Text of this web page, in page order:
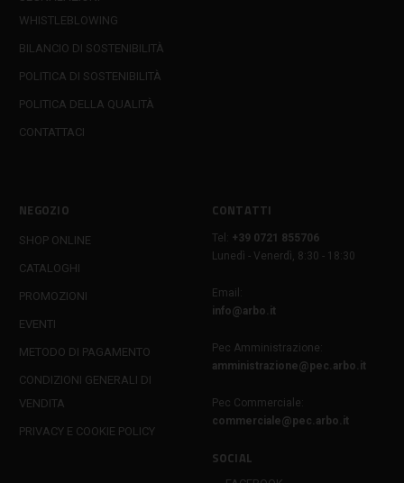
WHISTLEBLOWING
BILANCIO DI SOSTENIBILITÀ
POLITICA DI SOSTENIBILITÀ
POLITICA DELLA QUALITÀ
CONTATTACI
NEGOZIO
SHOP ONLINE
CATALOGHI
PROMOZIONI
EVENTI
METODO DI PAGAMENTO
CONDIZIONI GENERALI DI
VENDITA
PRIVACY E COOKIE POLICY
CONTATTI
Tel:
+39 0721 855706
Lunedì - Venerdì, 8:30 - 18:30
Email:
info@arbo.it
Pec Amministrazione:
amministrazione@pec.arbo.it
Pec Commerciale:
commerciale@pec.arbo.it
SOCIAL